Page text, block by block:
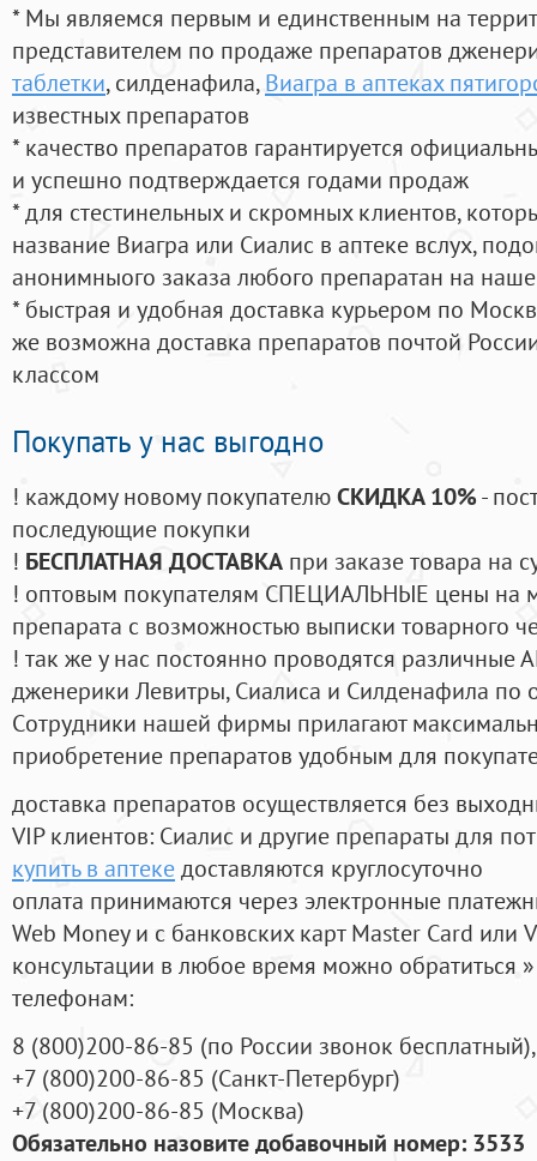
* Мы являемся первым и единственным на
представителем по продаже препаратов
таблетки, силденафила, Виагра в аптеках
известных препаратов
* качество препаратов гарантируется
и успешно подтверждается годами продаж
* для стестинельных и скромных клиентов,
название Виагра или Сиалис в аптеке вслух,
анонимныого заказа любого препаратан на
* быстрая и удобная доставка курьером по
же возможна доставка препаратов почтой
классом
Покупать у нас выгодно
! каждому новому покупателюСКИДКА 10%-
последующие покупки
! БЕСПЛАТНАЯ ДОСТАВКА при заказе товара на
! оптовым покупателям СПЕЦИАЛЬНЫЕ цены на
препарата с возможностью выписки товарного
! так же у нас постоянно проводятся
дженерики Левитры, Сиалиса и Силденафила по
Cотрудники нашей фирмы прилагают
приобретение препаратов удобным для
доставка препаратов осуществляется без
VIP клиентов: Сиалис и другие препараты для
купить в аптекедоставляются круглосуточно
оплата принимаются через электронные
Web Money и с банковских карт Master Card или
консультации в любое время можно обратиться
телефонам:
8 (800)200-86-85 (по России звонок бесплатный),
+7 (800)200-86-85 (Санкт-Петербург)
+7 (800)200-86-85 (Москва)
Обязательно назовите добавочный номер: 3533